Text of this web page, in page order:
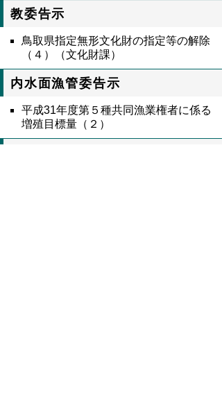
教委告示
鳥取県指定無形文化財の指定等の解除
（４）（文化財課）
内水面漁管委告示
平成31年度第５種共同漁業権者に係る
増殖目標量（２）